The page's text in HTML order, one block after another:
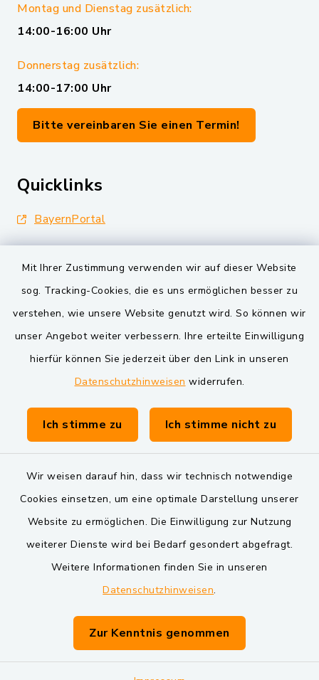
Mit Ihrer Zustimmung verwenden wir auf dieser Website
sog. Tracking-Cookies, die es uns ermöglichen besser zu
verstehen, wie unsere Website genutzt wird. So können wir
unser Angebot weiter verbessern. Ihre erteilte Einwilligung
hierfür können Sie jederzeit über den Link in unseren
Datenschutzhinweisen widerrufen.
Ich stimme zu Ich stimme nicht zu
Wir weisen darauf hin, dass wir technisch notwendige
Cookies einsetzen, um eine optimale Darstellung unserer
Website zu ermöglichen. Die Einwilligung zur Nutzung
weiterer Dienste wird bei Bedarf gesondert abgefragt.
Weitere Informationen finden Sie in unseren
Datenschutzhinweisen.
Zur Kenntnis genommen
Montag und Dienstag zusätzlich:
14:00-16:00 Uhr
Donnerstag zusätzlich:
14:00-17:00 Uhr
Bitte vereinbaren Sie einen Termin!
Quicklinks
BayernPortal
Landkreis Schwandorf
VG und Gemeinden
Markt Schwarzenfeld
Gemeinde Schwarzach bei Nabburg
Verwaltungsgemeinschaft Schwarzenfeld
Barrierefreiheit
Impressum